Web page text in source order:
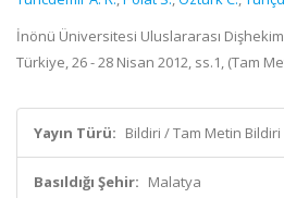
İnönü Üniversitesi Uluslararası
Türkiye, 26 - 28 Nisan 2012, ss.1, (Tam
Yayın Türü: Bildiri / Tam Metin Bildiri
Basıldığı Şehir: Malatya